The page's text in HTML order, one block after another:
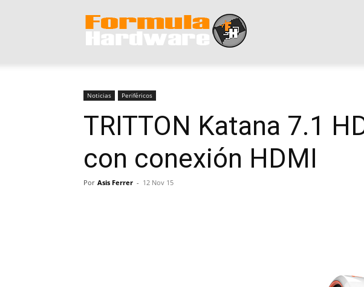
Noticias Periféricos
TRITTON Katana 7.1
con conexión HDMI
Por Asis Ferrer - 12 Nov 15